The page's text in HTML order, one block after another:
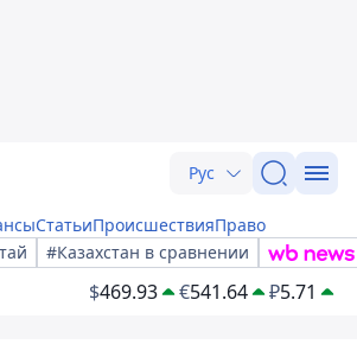
Рус
СтатьиПроисшествияПраво
#Казахстан в сравнении
$469.93 €541.64 ₽5.71